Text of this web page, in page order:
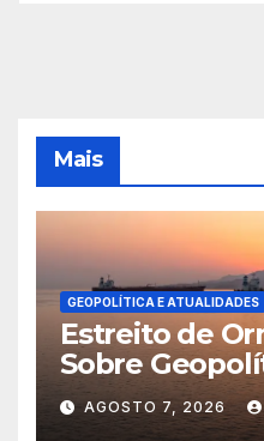
Mais
GEOPOLÍTICA E ATUALIDADES
Estreito de
Sobre
AGOSTO 7, 2026